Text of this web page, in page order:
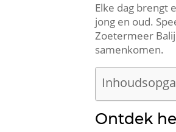
Elke dag brengt
jong en oud.​
Zoetermeer
samenkomen.​
Ontdek